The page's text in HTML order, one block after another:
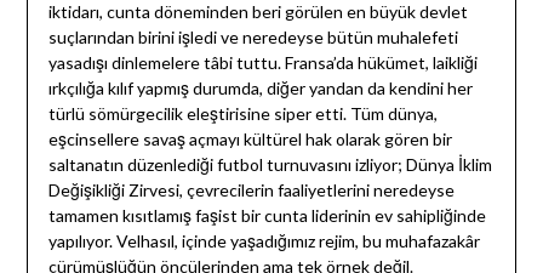
iktidarı, cunta döneminden beri görülen en büyük devlet
suçlarından birini işledi ve neredeyse bütün muhalefeti
yasadışı dinlemelere tâbi tuttu. Fransa’da hükümet, laikliği
ırkçılığa kılıf yapmış durumda, diğer yandan da kendini her
türlü sömürgecilik eleştirisine siper etti. Tüm dünya,
eşcinsellere savaş açmayı kültürel hak olarak gören bir
saltanatın düzenlediği futbol turnuvasını izliyor; Dünya İklim
Değişikliği Zirvesi, çevrecilerin faaliyetlerini neredeyse
tamamen kısıtlamış faşist bir cunta liderinin ev sahipliğinde
yapılıyor. Velhasıl, içinde yaşadığımız rejim, bu muhafazakâr
çürümüşlüğün öncülerinden ama tek örnek değil.